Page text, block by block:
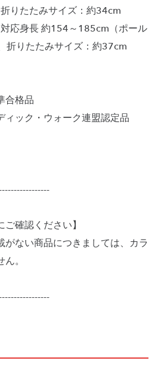
りたたみサイズ：約34cm
約154～185cm（ポール
折りたたみサイズ：約37cm
合格品
ック・ウォーク連盟認定品
ご確認ください】
がない商品につきましては、カラ
。